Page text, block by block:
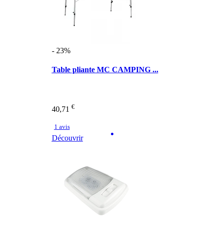
- 23%
Table pliante MC CAMPING ...
40,71 €
1 avis
Découvrir